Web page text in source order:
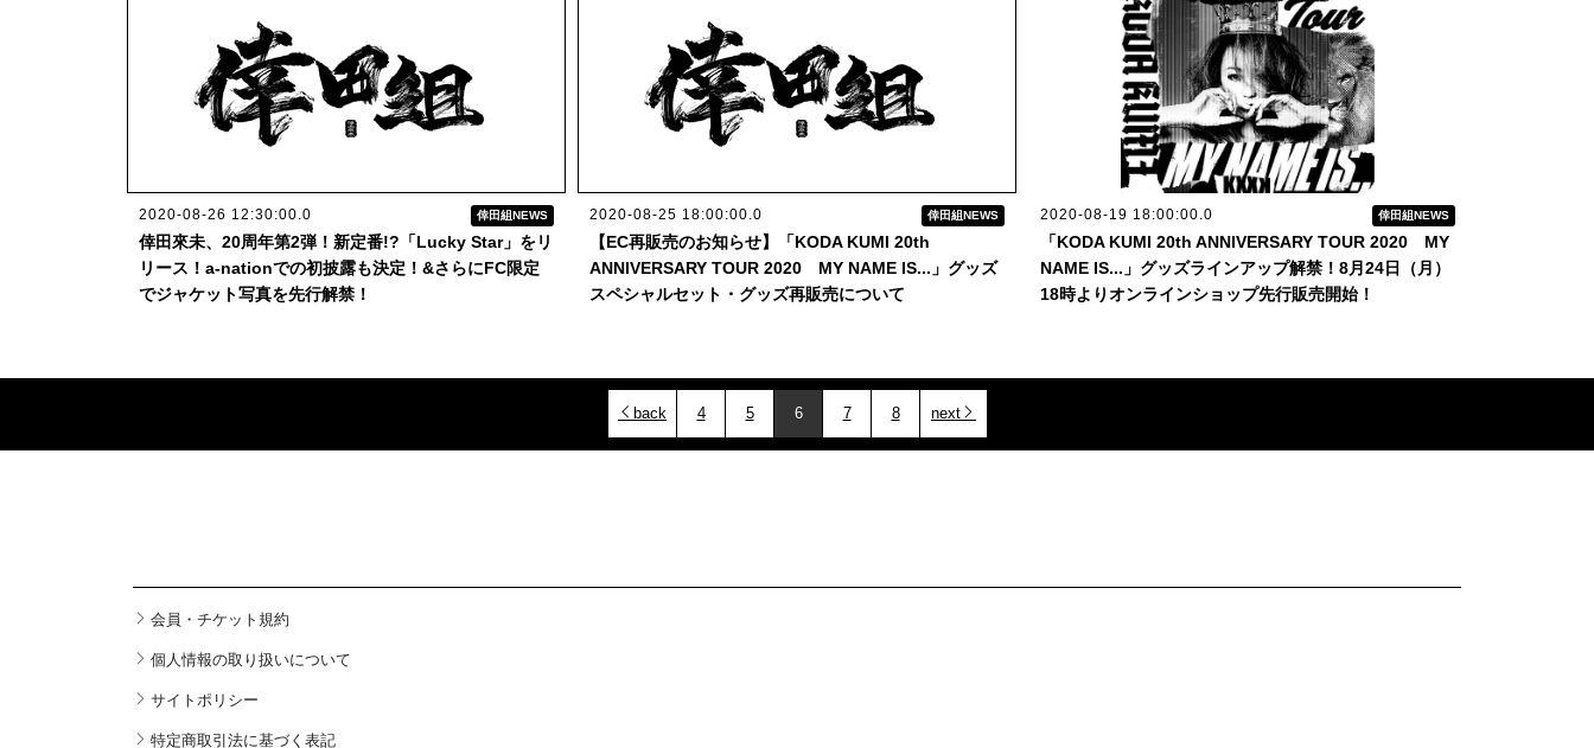
2020-08-26 12:30:00.0 倖田組NEWS
倖田來未、20周年第2弾！新定番!?「Lucky Star」をリ
リース！a-nationでの初披露も決定！&さらにFC限定
でジャケット写真を先行解禁！
2020-08-25 18:00:00.0 倖田組NEWS
【EC再販売のお知らせ】「KODA KUMI 20th
ANNIVERSARY TOUR 2020 MY NAME IS...」グッズ
スペシャルセット・グッズ再販売について
2020-08-19 18:00:00.0 倖田組NEWS
「KODA KUMI 20th ANNIVERSARY TOUR 2020 MY
NAME IS...」グッズラインアップ解禁！8月24日（月）
18時よりオンラインショップ先行販売開始！
back 4 5 6 7 8 next
会員・チケット規約
個人情報の取り扱いについて
サイトポリシー
特定商取引法に基づく表記